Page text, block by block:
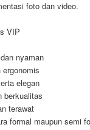
foto dan video.
VIP
nyaman
ergonomis
elegan
berkualitas
terawat
formal maupun semi